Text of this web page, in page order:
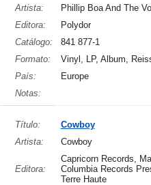
Artista:
Phillip Boa And The
Editora:
Polydor
Catálogo:
841 877-1
Formato:
Vinyl, LP, Album,
País:
Europe
Notas:
Título:
Cowboy
Artista:
Cowboy
Editora:
Capricorn Records,
Columbia Records
Terre Haute